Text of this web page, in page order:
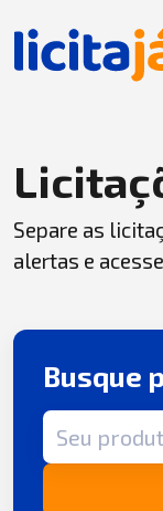
Separe as
alertas e
Busque
Termo de busca